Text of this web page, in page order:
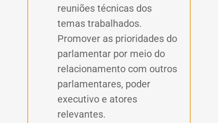
reuniões técnicas dos
temas trabalhados.
Promover as prioridades do
parlamentar por meio do
relacionamento com outros
parlamentares, poder
executivo e atores
relevantes.